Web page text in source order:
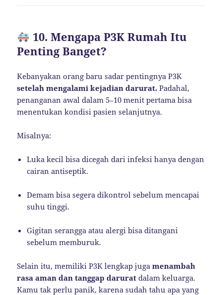
10. Mengapa P3K Rumah Itu
Penting Banget?
Kebanyakan orang baru sadar pentingnya P3K
setelah mengalami kejadian darurat. Padahal,
penanganan awal dalam 5–10 menit pertama bisa
menentukan kondisi pasien selanjutnya.
Misalnya:
Luka kecil bisa dicegah dari infeksi hanya dengan
cairan antiseptik.
Demam bisa segera dikontrol sebelum mencapai
suhu tinggi.
Gigitan serangga atau alergi bisa ditangani
sebelum memburuk.
Selain itu, memiliki P3K lengkap jugamenambah
rasa aman dan tanggap darurat dalam keluarga.
Kamu tak perlu panik, karena sudah tahu apa yang